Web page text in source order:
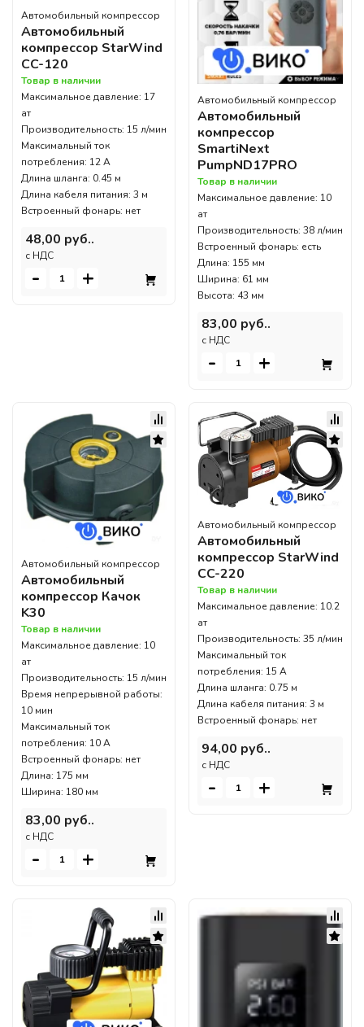
Автомобильный компрессор
Автомобильный
компрессор StarWind
CC-120
Товар в наличии
Максимальное давление: 17
ат
Производительность: 15 л/мин
Максимальный ток
потребления: 12 А
Длина шланга: 0.45 м
Длина кабеля питания: 3 м
Встроенный фонарь: нет
48,00 руб..
c НДС
- +
Автомобильный компрессор
Автомобильный
компрессор
SmartiNext
PumpND17PRO
Товар в наличии
Максимальное давление: 10
ат
Производительность: 38 л/мин
Встроенный фонарь: есть
Длина: 155 мм
Ширина: 61 мм
Высота: 43 мм
83,00 руб..
c НДС
- +
Автомобильный компрессор
Автомобильный
компрессор Качок
K30
Товар в наличии
Максимальное давление: 10
ат
Производительность: 15 л/мин
Время непрерывной работы:
10 мин
Максимальный ток
потребления: 10 А
Встроенный фонарь: нет
Длина: 175 мм
Ширина: 180 мм
83,00 руб..
c НДС
- +
Автомобильный компрессор
Автомобильный
компрессор StarWind
CC-220
Товар в наличии
Максимальное давление: 10.2
ат
Производительность: 35 л/мин
Максимальный ток
потребления: 15 А
Длина шланга: 0.75 м
Длина кабеля питания: 3 м
Встроенный фонарь: нет
94,00 руб..
c НДС
- +